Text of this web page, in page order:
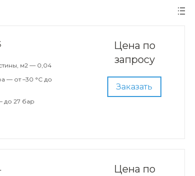
Цена по
запросу
Заказать
м2 — 0,04
— от –30 °С до
до 27 бар
Цена по